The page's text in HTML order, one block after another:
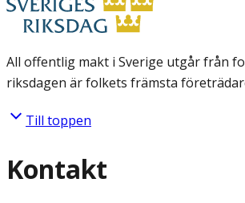
All offentlig makt i Sverige utgår från
riksdagen är folkets främsta
Till toppen
Kontakt